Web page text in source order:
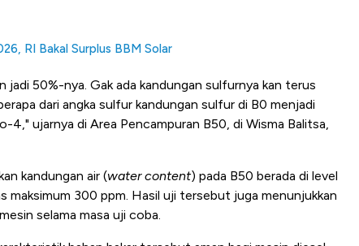
RI Bakal Surplus BBM Solar
jadi 50%-nya. Gak ada kandungan sulfurnya kan terus
dari angka sulfur kandungan sulfur di B0 menjadi
4," ujarnya di Area Pencampuran B50, di Wisma Balitsa,
kandungan air (water content) pada B50 berada di level
maksimum 300 ppm. Hasil uji tersebut juga menunjukkan
selama masa uji coba.